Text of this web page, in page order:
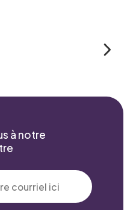
à notre